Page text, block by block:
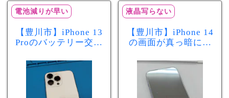
電池減りが早い
【豊川市】iPhone 13
Proのバッテリー交換
が早い症状も当日90
分で改善
液晶写らない
【豊川市】iPhone 14
の画面が真っ暗に…
修理！データそのま
まで復旧しました